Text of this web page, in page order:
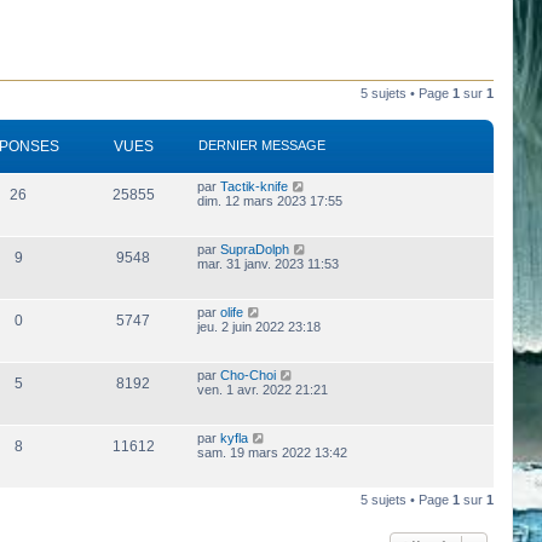
5 sujets • Page 1 sur 1
VUES DERNIER MESSAGE
26 25855 par Tactik-knife
dim. 12 mars 2023 17:55
9 9548 par SupraDolph
mar. 31 janv. 2023 11:53
0 5747 par olife
jeu. 2 juin 2022 23:18
5 8192 par Cho-Choi
ven. 1 avr. 2022 21:21
8 11612 par kyfla
sam. 19 mars 2022 13:42
5 sujets • Page 1 sur 1